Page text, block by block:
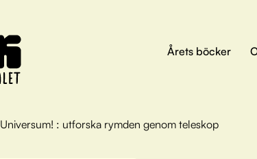
Årets böcker
Universum! : utforska rymden genom teleskop